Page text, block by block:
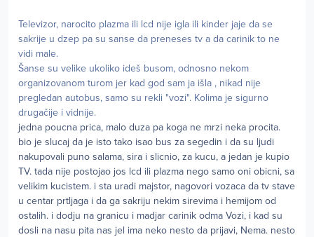
Televizor, narocito plazma ili lcd nije igla ili kinder jaje da se
sakrije u dzep pa su sanse da preneses tv a da carinik to ne
vidi male.
Šanse su velike ukoliko ideš busom, odnosno nekom
organizovanom turom jer kad god sam ja išla , nikad nije
pregledan autobus, samo su rekli "vozi". Kolima je sigurno
drugačije i vidnije.
jedna poucna prica, malo duza pa koga ne mrzi neka procita.
bio je slucaj da je isto tako isao bus za segedin i da su ljudi
nakupovali puno salama, sira i slicnio, za kucu, a jedan je kupio
TV. tada nije postojao jos lcd ili plazma nego samo oni obicni, sa
velikim kucistem. i sta uradi majstor, nagovori vozaca da tv stave
u centar prtljaga i da ga sakriju nekim sirevima i hemijom od
ostalih. i dodju na granicu i madjar carinik odma Vozi, i kad su
dosli na nasu pita nas jel ima neko nesto da prijavi, Nema. nesto